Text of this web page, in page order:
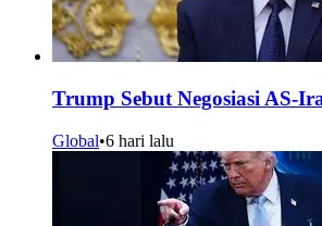
Trump Sebut Negosiasi AS-
Global•6 hari lalu